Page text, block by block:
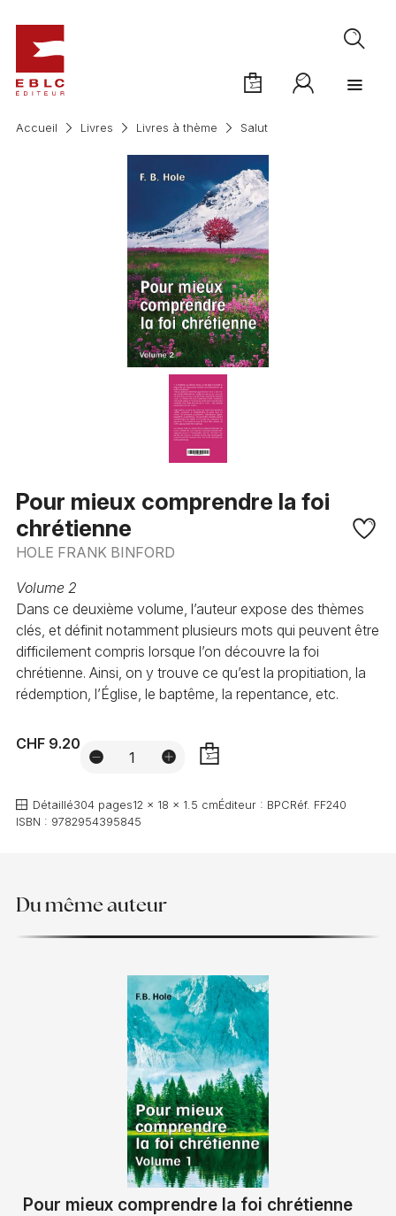
Accueil Livres Livres à thème Salut
Pour mieux comprendre la foi
chrétienne
HOLE FRANK BINFORD
Volume 2
Dans ce deuxième volume, l’auteur expose des thèmes
clés, et définit notamment plusieurs mots qui peuvent être
difficilement compris lorsque l’on découvre la foi
chrétienne. Ainsi, on y trouve ce qu’est la propitiation, la
rédemption, l’Église, le baptême, la repentance, etc.
CHF 9.20
Détaillé304 pages12 x 18 x 1.5 cmÉditeur : BPCRéf. FF240
ISBN : 9782954395845
Du même auteur
Pour mieux comprendre la foi chrétienne